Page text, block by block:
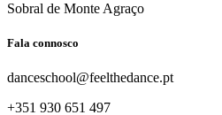
Sobral de Monte Agraço
Fala connosco
danceschool@feelthedance.pt
+351 930 651 497